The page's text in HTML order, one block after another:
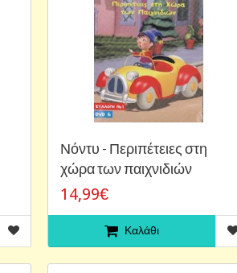
Νόντυ - Περιπέτειες στη
χώρα των παιχνιδιών
14,99€
Καλάθι